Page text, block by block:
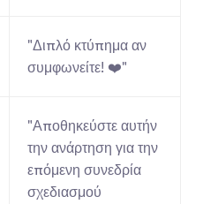
"Διπλό κτύπημα αν
συμφωνείτε! ❤️"
"Αποθηκεύστε αυτήν
την ανάρτηση για την
επόμενη συνεδρία
σχεδιασμού